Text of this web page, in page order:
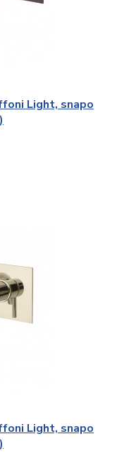
Light, snapo
Light, snapo